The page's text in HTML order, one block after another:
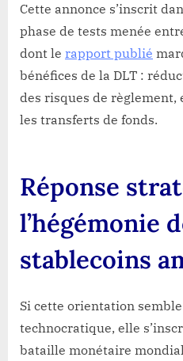
Cette annonce s’inscrit
phase de tests menée
dont le rapport publié
bénéfices de la DLT :
des risques de règlement,
les transferts de fonds.
Réponse
l’hégémonie
stablecoins
Si cette orientation
technocratique, elle
bataille monétaire